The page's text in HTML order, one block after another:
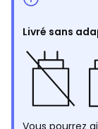
Livré sans
Vous pourrez